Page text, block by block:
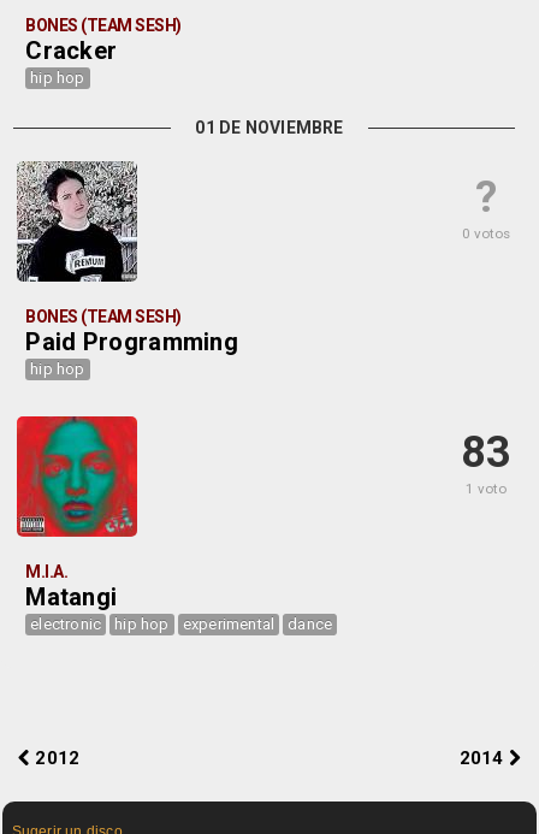
BONES (TEAM SESH)
Cracker
hip hop
01 DE NOVIEMBRE
?
0 votos
BONES (TEAM SESH)
Paid Programming
hip hop
83
1 voto
M.I.A.
Matangi
electronic hip hop experimental dance
2012 2014